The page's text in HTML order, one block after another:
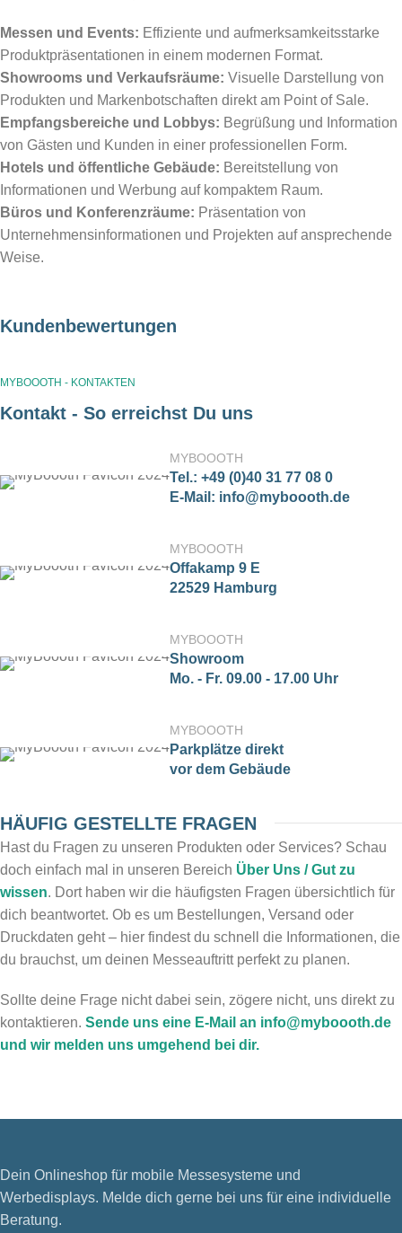
Messen und Events: Effiziente und aufmerksamkeitsstarke
Produktpräsentationen in einem modernen Format.
Showrooms und Verkaufsräume: Visuelle Darstellung von
Produkten und Markenbotschaften direkt am Point of Sale.
Empfangsbereiche und Lobbys: Begrüßung und Information
von Gästen und Kunden in einer professionellen Form.
Hotels und öffentliche Gebäude: Bereitstellung von
Informationen und Werbung auf kompaktem Raum.
Büros und Konferenzräume: Präsentation von
Unternehmensinformationen und Projekten auf ansprechende
Weise.
Kundenbewertungen
MYBOOOTH - KONTAKTEN
Kontakt - So erreichst Du uns
MYBOOOTH
Tel.: +49 (0)40 31 77 08 0
E-Mail: info@myboooth.de
MYBOOOTH
Offakamp 9 E
22529 Hamburg
MYBOOOTH
Showroom
Mo. - Fr. 09.00 - 17.00 Uhr
MYBOOOTH
Parkplätze direkt
vor dem Gebäude
HÄUFIG GESTELLTE FRAGEN
Hast du Fragen zu unseren Produkten oder Services? Schau
doch einfach mal in unseren Bereich Über Uns / Gut zu
wissen. Dort haben wir die häufigsten Fragen übersichtlich für
dich beantwortet. Ob es um Bestellungen, Versand oder
Druckdaten geht – hier findest du schnell die Informationen, die
du brauchst, um deinen Messeauftritt perfekt zu planen.
Sollte deine Frage nicht dabei sein, zögere nicht, uns direkt zu
kontaktieren. Sende uns eine E-Mail an info@myboooth.de
und wir melden uns umgehend bei dir.
Dein Onlineshop für mobile Messesysteme und
Werbedisplays. Melde dich gerne bei uns für eine individuelle
Beratung.